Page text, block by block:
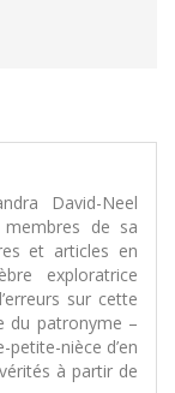
David-Neel
de sa
et articles en
exploratrice
sur cette
du patronyme –
petite-nièce d’en
à partir de